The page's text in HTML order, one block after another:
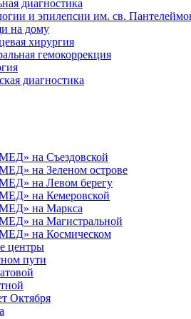
диагностика
и эпилепсии им. св.
на дому
хирургия
гемокоррекция
диагностика
на Съездовской
на Зеленом острове
на Левом берегу
на Кемеровской
на Маркса
на Магистральной
на Космическом
центры
пути
Октября